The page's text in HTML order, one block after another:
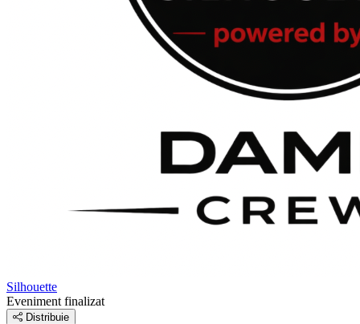
Silhouette
Eveniment finalizat
Distribuie